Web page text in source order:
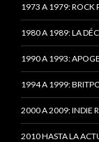
1973 A 1979: ROCK
1980 A 1989: LA
1990 A 1993:
1994 A 1999:
2000 A 2009: INDIE
2010 HASTA LA